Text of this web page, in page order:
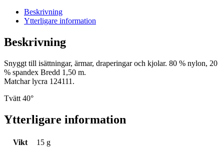
Beskrivning
Ytterligare information
Beskrivning
Snyggt till isättningar, ärmar, draperingar och kjolar. 80 % nylon, 20
% spandex Bredd 1,50 m.
Matchar lycra 124111.
Tvätt 40°
Ytterligare information
Vikt 15 g